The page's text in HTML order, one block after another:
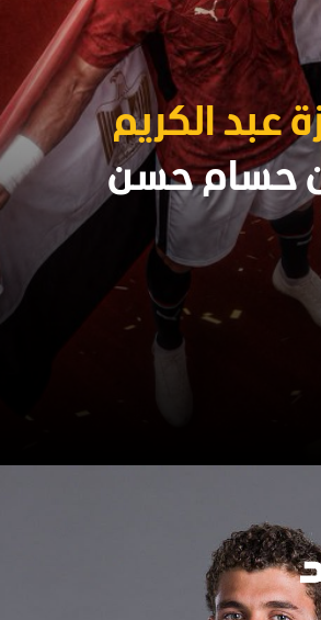
عبد الكريم
حسام حسن